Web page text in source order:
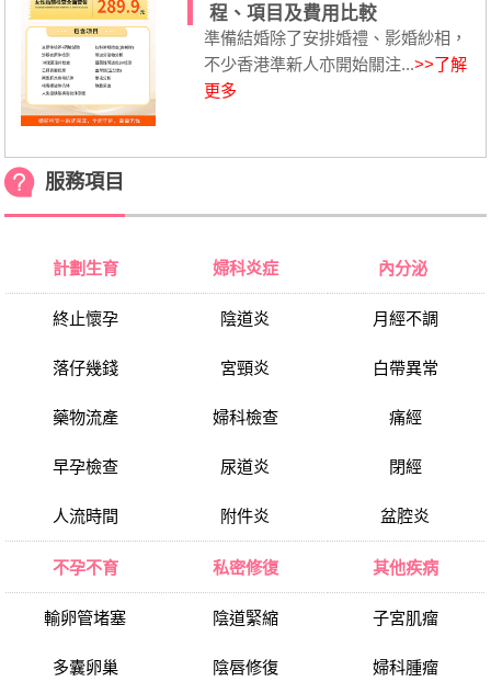
程、項目及費用比較
準備結婚除了安排婚禮、影婚紗相，
不少香港準新人亦開始關注...>>了解
更多
服務項目
計劃生育
終止懷孕
落仔幾錢
藥物流產
早孕檢查
人流時間
婦科炎症
陰道炎
宮頸炎
婦科檢查
尿道炎
附件炎
內分泌
月經不調
白帶異常
痛經
閉經
盆腔炎
不孕不育
輸卵管堵塞
多囊卵巢
私密修復
陰道緊縮
陰唇修復
其他疾病
子宮肌瘤
婦科腫瘤